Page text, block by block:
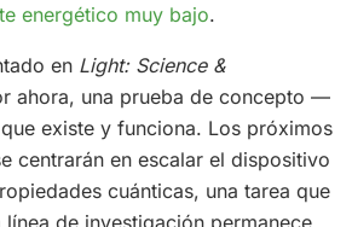
energético muy bajo.
en Light: Science &
ahora, una prueba de concepto —
existe y funciona. Los próximos
centrarán en escalar el dispositivo
cuánticas, una tarea que
de investigación permanece